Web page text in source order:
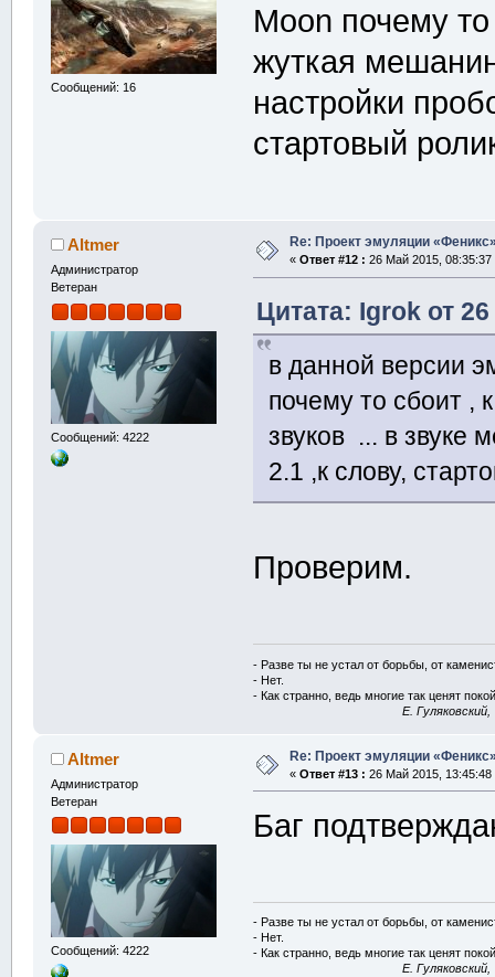
Сообщений: 16
Moon почему
жуткая
настройки
стартовый
Altmer
Администратор
Ветеран
Сообщений: 4222
Re: Проект эмуляции
« Ответ #12 : 26 Май 2015, 08:35:37
Цитата: Igrok от
в данной версии
почему то сбоит ,
звуков ... в звуке
2.1 ,к слову,
Проверим.
- Разве ты не устал от борьбы, от
- Нет.
- Как странно, ведь многие так ценят
E.
Altmer
Администратор
Ветеран
Сообщений: 4222
Re: Проект эмуляции
« Ответ #13 : 26 Май 2015, 13:45:48
Баг
- Разве ты не устал от борьбы, от
- Нет.
- Как странно, ведь многие так ценят
E.